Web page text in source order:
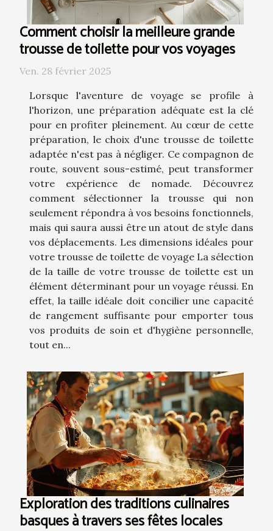
Comment choisir la meilleure grande
trousse de toilette pour vos voyages
Ven. 28 février 2025
Lorsque l'aventure de voyage se profile à
l'horizon, une préparation adéquate est la clé
pour en profiter pleinement. Au cœur de cette
préparation, le choix d'une trousse de toilette
adaptée n'est pas à négliger. Ce compagnon de
route, souvent sous-estimé, peut transformer
votre expérience de nomade. Découvrez
comment sélectionner la trousse qui non
seulement répondra à vos besoins fonctionnels,
mais qui saura aussi être un atout de style dans
vos déplacements. Les dimensions idéales pour
votre trousse de toilette de voyage La sélection
de la taille de votre trousse de toilette est un
élément déterminant pour un voyage réussi. En
effet, la taille idéale doit concilier une capacité
de rangement suffisante pour emporter tous
vos produits de soin et d'hygiène personnelle,
tout en...
Exploration des traditions culinaires
basques à travers ses fêtes locales